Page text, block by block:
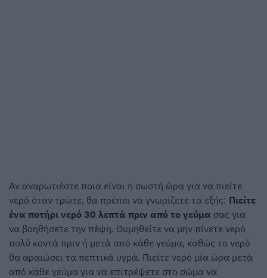
Αν αναρωτιέστε ποια είναι η σωστή ώρα για να πιείτε
νερό όταν τρώτε, θα πρέπει να γνωρίζετε τα εξής: Πιείτε
ένα ποτήρι νερό 30 λεπτά πριν από το γεύμα σας για
να βοηθήσετε την πέψη. Θυμηθείτε να μην πίνετε νερό
πολύ κοντά πριν ή μετά από κάθε γεύμα, καθώς το νερό
θα αραιώσει τα πεπτικά υγρά. Πιείτε νερό μία ώρα μετά
από κάθε γεύμα για να επιτρέψετε στο σώμα να